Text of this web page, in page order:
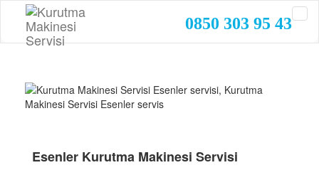
0850 303 95 43
Esenler Kurutma Makinesi Servisi